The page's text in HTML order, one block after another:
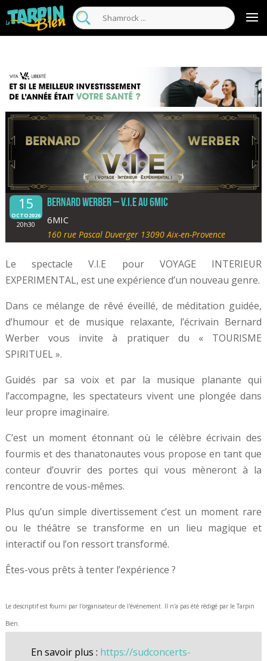
15
OCTO2026
20h30
BERNARD WERBER – V.I.E au 6mic
6MIC
160 rue Pascal Duverger 13090 Aix-en-Provence
Le spectacle V.I.E pour VOYAGE INTERIEUR
EXPERIMENTAL, est une expérience d’un nouveau genre.
Dans ce mélange de rêvé éveillé, de méditation guidée,
d’humour et de musique relaxante, l’écrivain Bernard
Werber vous invite à pratiquer du « TOURISME
SPIRITUEL ».
Guidés par sa voix et par la musique planante qui
l’accompagne, les spectateurs vivent une plongée dans
leur propre imaginaire.
C’est un moment étonnant où le célèbre écrivain des
fourmis et des thanatonautes vous propose en tant que
conteur d’ouvrir des portes qui vous mèneront à la
rencontre de vous-mêmes.
Plus qu’un simple divertissement c’est un moment rare
ou le théâtre se transforme en un lieu magique et
interactif ou l’on ressort transformé.
Êtes-vous prêts à tenter l’expérience ?
Le descriptif est fourni par l'organisateur de l'événement. Il n'a pas été rédigé par le Tarpin
Bien.
En savoir plus : https://sudconcerts-